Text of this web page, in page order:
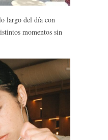
largo del día con
momentos sin